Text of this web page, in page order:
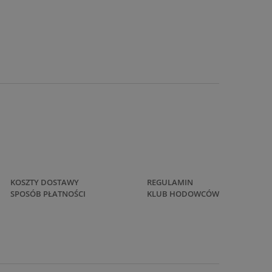
KOSZTY DOSTAWY
SPOSÓB PŁATNOŚCI
REGULAMIN
KLUB HODOWCÓW